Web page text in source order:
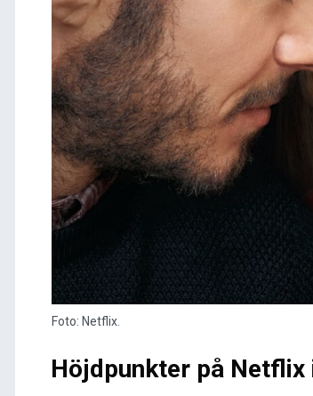
Foto: Netflix.
Höjdpunkter på